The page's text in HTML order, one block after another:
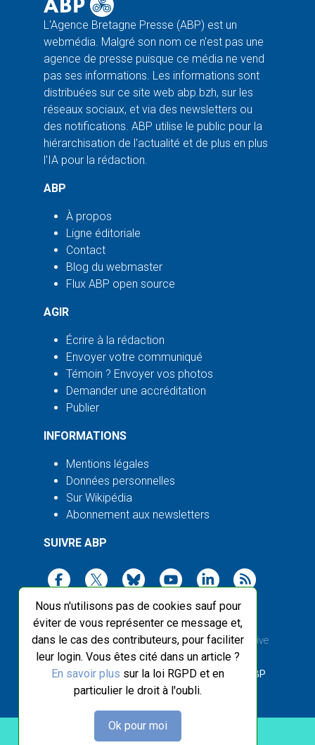
Nous n'utilisons pas de cookies sauf pour
éviter de vous représenter ce message et,
dans le cas des contributeurs, pour faciliter
leur login. Vous êtes cité dans un article ?
En savoir plus sur la loi RGPD et en
particulier le droit à l'oubli.
Ok pour moi
L'Agence Bretagne Presse (ABP) est un
webmédia. Malgré son nom ce n'est pas une
agence de presse puisque ce média ne vend
pas ses informations. Les informations sont
distribuées sur ce site web abp.bzh, sur les
réseaux sociaux, et via des newsletters ou
des notifications. ABP utilise le public pour la
hiérarchisation de l'actualité et de plus en plus
l'IA pour la rédaction.
ABP
À propos
Ligne éditoriale
Contact
Blog du webmaster
Flux ABP open source
AGIR
Écrire à la rédaction
Envoyer votre communiqué
Témoin ? Envoyer vos photos
Demander une accréditation
Publier
INFORMATIONS
Mentions légales
Données personnelles
Sur Wikipédia
Abonnement aux newsletters
SUIVRE ABP
2003-2026 ©Agence Bretagne Presse, sauf Creative
Commons
Front-end design :Breizhek Studio , Back-end : ABP